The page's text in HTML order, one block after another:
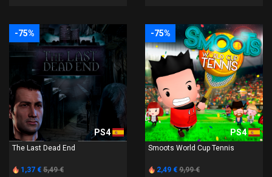
-75%
PS4
The Last Dead End
1,37 € 5,49 €
-75%
PS4
Smoots World Cup Tennis
2,49 € 9,99 €